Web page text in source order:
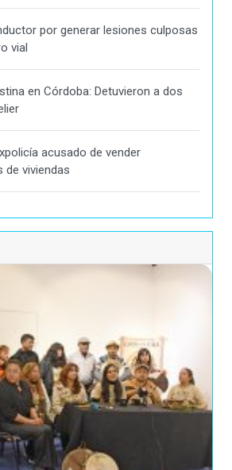
por generar lesiones culposas
vial
en Córdoba: Detuvieron a dos
acusado de vender
de viviendas